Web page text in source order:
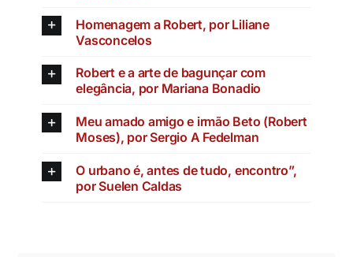
Homenagem a Robert, por Liliane
Vasconcelos
Robert e a arte de bagunçar com
elegância, por Mariana Bonadio
Meu amado amigo e irmão Beto (Robert
Moses), por Sergio A Fedelman
O urbano é, antes de tudo, encontro”,
por Suelen Caldas